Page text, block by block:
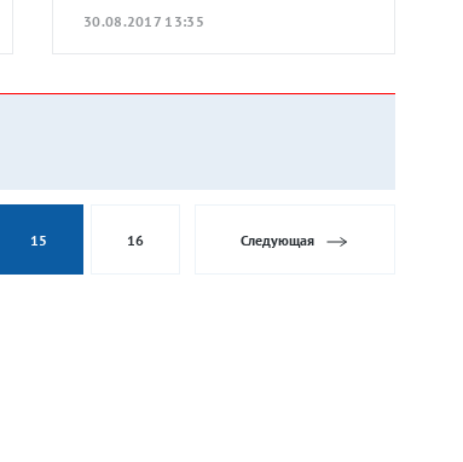
30.08.2017 13:35
15 16 Следующая